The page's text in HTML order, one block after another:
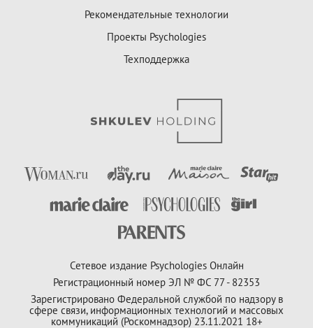
Рекомендательные технологии
Проекты Psychologies
Техподдержка
Сетевое издание Psychologies Онлайн
Регистрационный номер ЭЛ № ФС 77 - 82353
Зарегистрировано Федеральной службой по надзору в
сфере связи, информационных технологий и массовых
коммуникаций (Роскомнадзор) 23.11.2021 18+